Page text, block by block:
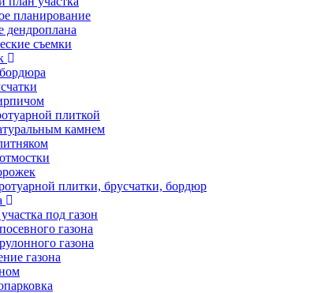
планирование
дендроплана
съемки
плиткой
камнем
плитки, брусчатки, бордюр
под газон
газона
газона
газона